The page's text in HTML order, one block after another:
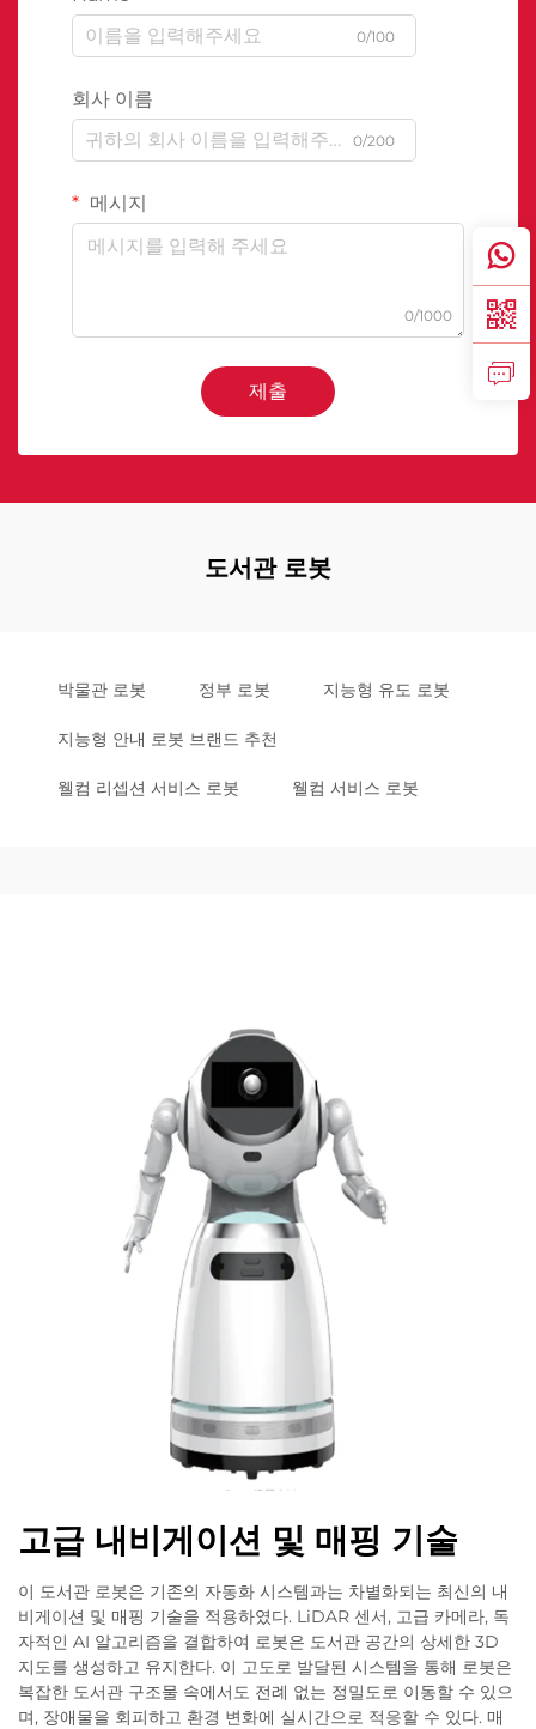
0/100
회사 이름
0/200
메시지
0/1000
제출
도서관 로봇
박물관 로봇 정부 로봇 지능형 유도 로봇
지능형 안내 로봇 브랜드 추천
웰컴 리셉션 서비스 로봇 웰컴 서비스 로봇
고급 내비게이션 및 매핑 기술
이 도서관 로봇은 기존의 자동화 시스템과는 차별화되는 최신의 내
비게이션 및 매핑 기술을 적용하였다. LiDAR 센서, 고급 카메라, 독
자적인 AI 알고리즘을 결합하여 로봇은 도서관 공간의 상세한 3D
지도를 생성하고 유지한다. 이 고도로 발달된 시스템을 통해 로봇은
복잡한 도서관 구조물 속에서도 전례 없는 정밀도로 이동할 수 있으
며, 장애물을 회피하고 환경 변화에 실시간으로 적응할 수 있다. 매